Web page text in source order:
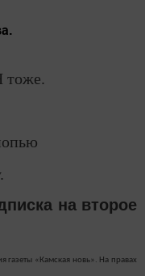
тоже.
на второе
«Камская новь». На правах